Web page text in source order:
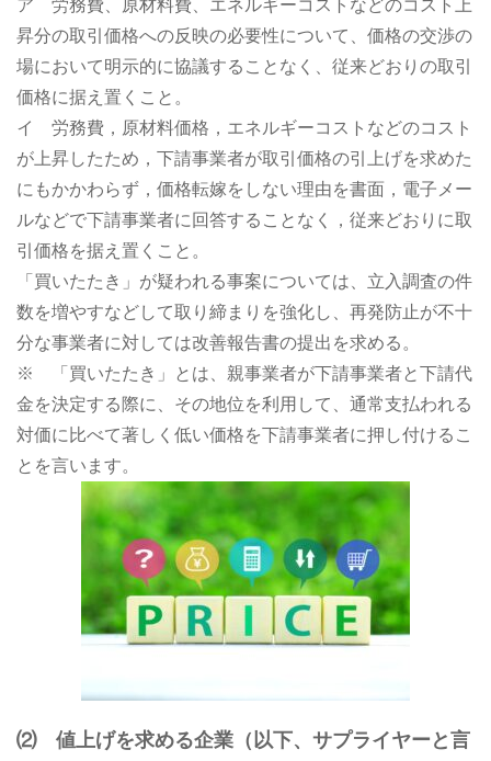
ア 労務費、原材料費、エネルギーコストなどのコスト上
昇分の取引価格への反映の必要性について、価格の交渉の
場において明示的に協議することなく、従来どおりの取引
価格に据え置くこと。
イ 労務費，原材料価格，エネルギーコストなどのコスト
が上昇したため，下請事業者が取引価格の引上げを求めた
にもかかわらず，価格転嫁をしない理由を書面，電子メー
ルなどで下請事業者に回答することなく，従来どおりに取
引価格を据え置くこと。
「買いたたき」が疑われる事案については、立入調査の件
数を増やすなどして取り締まりを強化し、再発防止が不十
分な事業者に対しては改善報告書の提出を求める。
※ 「買いたたき」とは、親事業者が下請事業者と下請代
金を決定する際に、その地位を利用して、通常支払われる
対価に比べて著しく低い価格を下請事業者に押し付けるこ
とを言います。
⑵ 値上げを求める企業（以下、サプライヤーと言